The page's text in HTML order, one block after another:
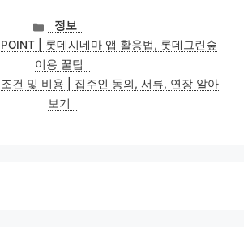
카
테
고
리
정보
| 롯데시네마 앱 활용법, 롯데그린숲
이용 꿀팁
건 및 비용 | 집주인 동의, 서류, 연장 알아
보기